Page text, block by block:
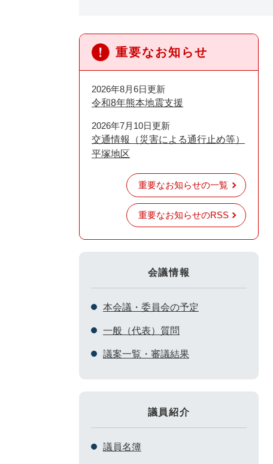
重要なお知らせ
2026年8月6日更新
令和8年熊本地震支援
2026年7月10日更新
交通情報（災害による通行止め等）
平塚地区
重要なお知らせの一覧
重要なお知らせのRSS
会議情報
本会議・委員会の予定
一般（代表）質問
議案一覧・審議結果
議員紹介
議員名簿